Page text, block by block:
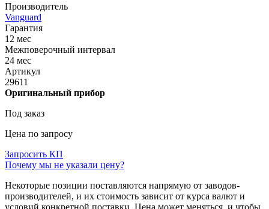
Производитель
Vanguard
Гарантия
12 мес
Межповерочный интервал
24 мес
Артикул
29611
Оригинальный прибор
Под заказ
Цена по запросу
Запросить КП
Почему мы не указали цену?
Некоторые позиции поставляются напрямую от заводов-
производителей, и их стоимость зависит от курса валют и
условий конкретной поставки. Цена может меняться, и чтобы